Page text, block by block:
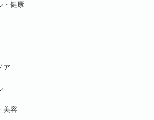
・健康
ア
美容